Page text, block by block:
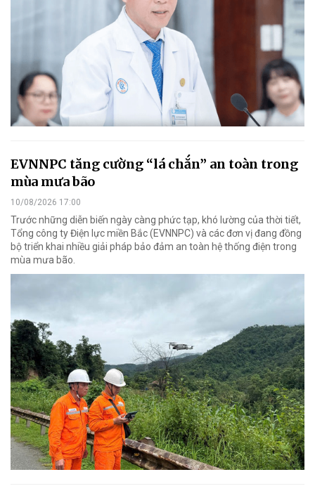
EVNNPC tăng cường “lá chắn” an toàn trong
mùa mưa bão
10/08/2026 17:00
Trước những diễn biến ngày càng phức tạp, khó lường của thời tiết,
Tổng công ty Điện lực miền Bắc (EVNNPC) và các đơn vị đang đồng
bộ triển khai nhiều giải pháp bảo đảm an toàn hệ thống điện trong
mùa mưa bão.